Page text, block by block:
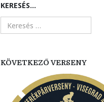
KERESÉS...
KÖVETKEZŐ VERSENY